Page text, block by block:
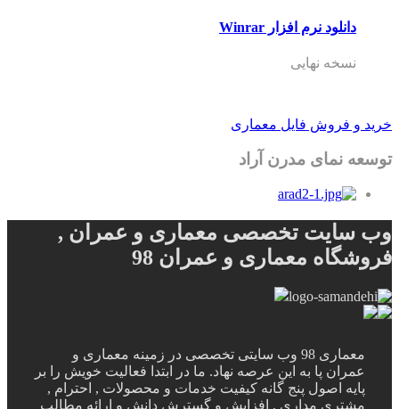
دانلود نرم افزار Winrar
نسخه نهایی
خرید و فروش فایل معماری
توسعه نمای مدرن آراد
وب سایت تخصصی معماری و عمران ,
فروشگاه معماری و عمران 98
معماری 98 وب سایتی تخصصی در زمینه معماری و
عمران پا به این عرصه نهاد. ما در ابتدا فعالیت خویش را بر
پایه اصول پنج گانه کیفیت خدمات و محصولات , احترام ,
مشتری مداری , افزایش و گسترش دانش و ارائه مطالب